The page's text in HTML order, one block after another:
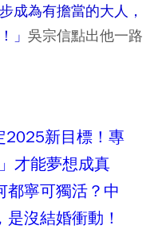
成為有擔當的大人，
」 吳宗信點出他一路
2025新目標！專
才能夢想成真
都寧可獨活？中
沒結婚衝動！